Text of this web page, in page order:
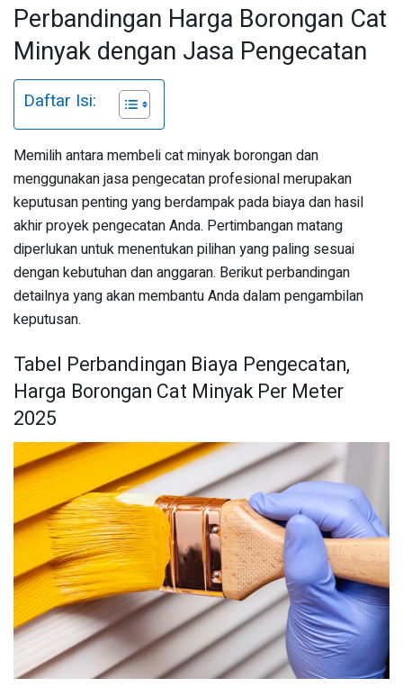
Perbandingan Harga Borongan Cat
Minyak dengan Jasa Pengecatan
Daftar Isi:
Memilih antara membeli cat minyak borongan dan
menggunakan jasa pengecatan profesional merupakan
keputusan penting yang berdampak pada biaya dan hasil
akhir proyek pengecatan Anda. Pertimbangan matang
diperlukan untuk menentukan pilihan yang paling sesuai
dengan kebutuhan dan anggaran. Berikut perbandingan
detailnya yang akan membantu Anda dalam pengambilan
keputusan.
Tabel Perbandingan Biaya Pengecatan,
Harga Borongan Cat Minyak Per Meter
2025